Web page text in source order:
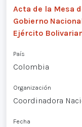
Acta de la Mesa
Gobierno
Ejército
País
Colombia
Organización
Coordinadora
Fecha